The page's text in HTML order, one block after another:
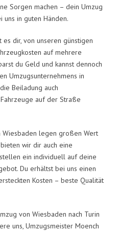
Sorgen machen – dein Umzug
uns in guten Händen.
dir, von unseren günstigen
auf mehrere
du Geld und kannst dennoch
Umzugsunternehmens in
Beiladung auch
auf der Straße
Wiesbaden legen großen Wert
wir dir auch eine
ein individuell auf deine
Du erhältst bei uns einen
Kosten – beste Qualität
von Wiesbaden nach Turin
uns, Umzugsmeister Moench